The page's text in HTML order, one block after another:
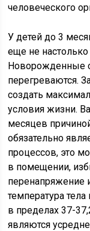
человеческого
У детей до 3
еще не
Новорожденные
перегреваются.
создать
условия жизни.
месяцев
обязательно
процессов, это
в помещении,
перенапряжение
температура
в пределах 37-
являются